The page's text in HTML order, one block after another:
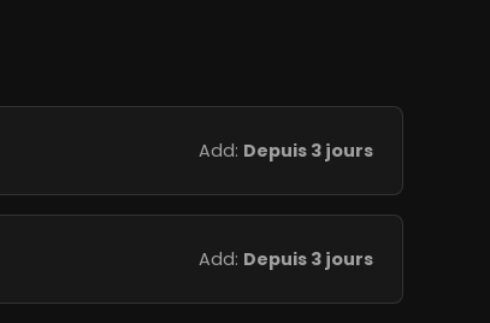
Add: Depuis 3 jours
Add: Depuis 3 jours